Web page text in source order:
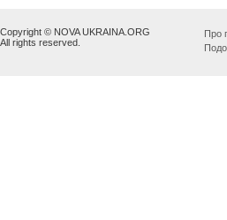
Copyright © NOVA UKRAINA.ORG
All rights reserved.
Про